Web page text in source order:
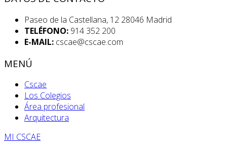
Paseo de la Castellana, 12 28046 Madrid
TELÉFONO: 914 352 200
E-MAIL: cscae@cscae.com
MENÚ
Cscae
Los Colegios
Área profesional
Arquitectura
MI CSCAE